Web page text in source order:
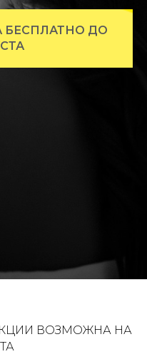
БЕСПЛАТНО ДО
ВОЗМОЖНА НА